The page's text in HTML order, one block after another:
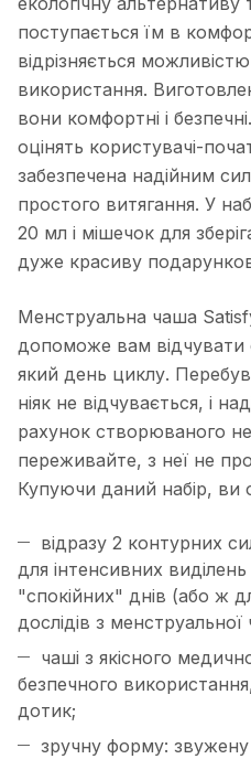
поступається їм в
відрізняється
використання.
вони комфортні і
оцінять користувачі-
забезпечена надійним
простого витягання. У
20 мл і мішечок для
дуже красиву
Менструальна чаша
допоможе вам відчувати
який день циклу.
ніяк не відчувається, і
рахунок створюваного
переживайте, з неї не
Купуючи даний набір, ви
відразу 2 контурних
для інтенсивних
"спокійних" днів (або ж
дослідів з
чаші з якісного
безпечного
дотик;
зручну форму: